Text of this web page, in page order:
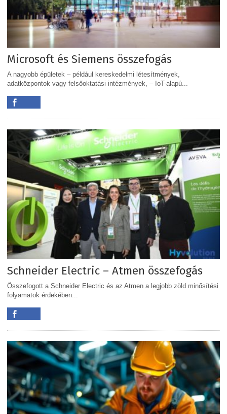
Microsoft és Siemens összefogás
A nagyobb épületek – például kereskedelmi létesítmények,
adatközpontok vagy felsőoktatási intézmények, – IoT-alapú...
Schneider Electric – Atmen összefogás
Összefogott a Schneider Electric és az Atmen a legjobb zöld minősítési
folyamatok érdekében...